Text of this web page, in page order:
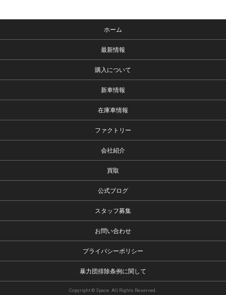
ホーム
最新情報
購入について
新車情報
在庫車情報
ファクトリー
会社紹介
買取
公式ブログ
スタッフ募集
お問い合わせ
プライバシーポリシー
暴力団排除条例に関して
Copyright © Space. All Rights Reserved.